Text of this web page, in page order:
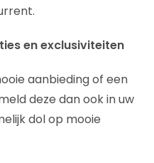
en exclusiviteiten
aanbieding of een
deze dan ook in uw
dol op mooie